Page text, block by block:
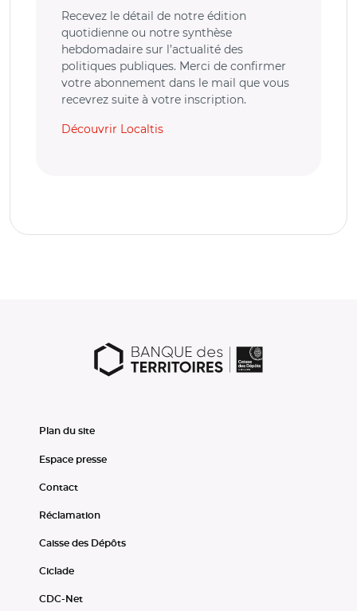
Recevez le détail de notre édition
quotidienne ou notre synthèse
hebdomadaire sur l’actualité des
politiques publiques. Merci de confirmer
votre abonnement dans le mail que vous
recevrez suite à votre inscription.
Découvrir Localtis
Plan du site
Espace presse
Contact
Réclamation
Caisse des Dépôts
Ciclade
CDC-Net